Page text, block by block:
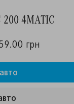
200 4MATIC
грн